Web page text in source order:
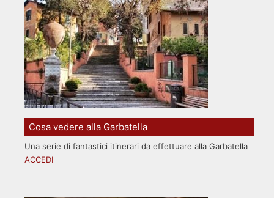
Cosa vedere alla Garbatella
Una serie di fantastici itinerari da effettuare alla Garbatella
ACCEDI